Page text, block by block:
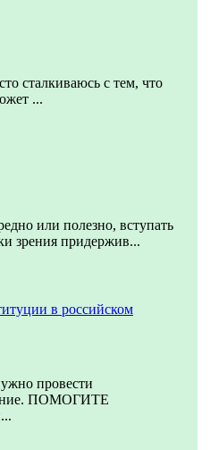
сталкиваюсь с тем, что
...
или полезно, вступать
зрения придержив...
в российском
провести
ПОМОГИТЕ